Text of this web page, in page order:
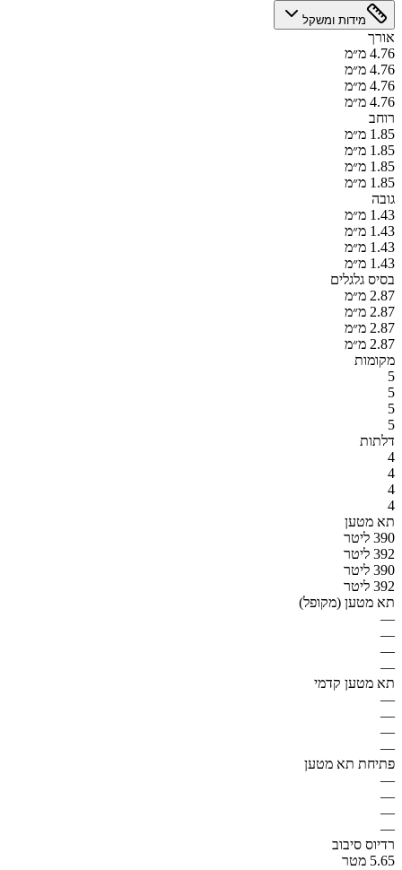
מידות ומשקל
אורך
4.76 מ״מ
4.76 מ״מ
4.76 מ״מ
4.76 מ״מ
רוחב
1.85 מ״מ
1.85 מ״מ
1.85 מ״מ
1.85 מ״מ
גובה
1.43 מ״מ
1.43 מ״מ
1.43 מ״מ
1.43 מ״מ
בסיס גלגלים
2.87 מ״מ
2.87 מ״מ
2.87 מ״מ
2.87 מ״מ
מקומות
5
5
5
5
דלתות
4
4
4
4
תא מטען
390 ליטר
392 ליטר
390 ליטר
392 ליטר
תא מטען (מקופל)
—
—
—
—
תא מטען קדמי
—
—
—
—
פתיחת תא מטען
—
—
—
—
רדיוס סיבוב
5.65 מטר